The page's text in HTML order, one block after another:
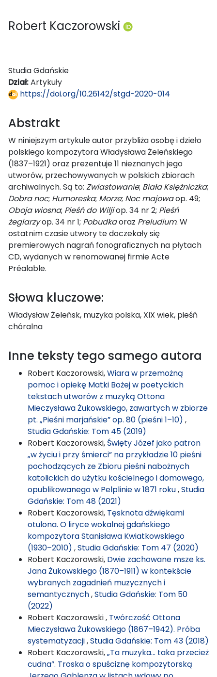
Robert Kaczorowski
Studia Gdańskie
Dział:Artykuły
https://doi.org/10.26142/stgd-2020-014
Abstrakt
W niniejszym artykule autor przybliża osobę i dzieło
polskiego kompozytora Władysława Żeleńskiego
(1837–1921) oraz prezentuje 11 nieznanych jego
utworów, przechowywanych w polskich zbiorach
archiwalnych. Są to: Zwiastowanie; Biała Księżniczka;
Dobra noc; Humoreska; Morze; Noc majowaop. 49;
Oboja wiosna; Pieśń do Wiljiop. 34 nr 2; Pieśń
żeglarzyop. 34 nr 1; Pobudkaoraz Preludium. W
ostatnim czasie utwory te doczekały się
premierowych nagrań fonograficznych na płytach
CD, wydanych w renomowanej firmie Acte
Préalable.
Słowa kluczowe:
Władysław Żeleńsk, muzyka polska, XIX wiek, pieśń
chóralna
Inne teksty tego samego autora
Robert Kaczorowski,Wiara w przemożną
pomoc i opiekę Matki Bożej w poetyckich
tekstach utworów z muzyką Ottona
Mieczysława Żukowskiego, zawartych w zbiorze
pt. „Pieśni marjańskie” op. 80 (pieśni 1–10) ,
Studia Gdańskie: Tom 45 (2019)
Robert Kaczorowski, Święty Józef jako patron
„w życiu i przy śmierci” na przykładzie 10 pieśni
pochodzących ze Zbioru pieśni nabożnych
katolickich do użytku kościelnego i domowego,
opublikowanego w Pelplinie w 1871 roku,Studia
Gdańskie: Tom 48 (2021)
Robert Kaczorowski, Tęsknota dźwiękami
otulona. O liryce wokalnej gdańskiego
kompozytora Stanisława Kwiatkowskiego
(1930–2010) ,Studia Gdańskie: Tom 47 (2020)
Robert Kaczorowski, Dwie zachowane msze ks.
Jana Żukowskiego (1870–1911) w kontekście
wybranych zagadnień muzycznych i
semantycznych,Studia Gdańskie: Tom 50
(2022)
Robert Kaczorowski , Twórczość Ottona
Mieczysława Żukowskiego (1867–1942). Próba
systematyzacji,Studia Gdańskie: Tom 43 (2018)
Robert Kaczorowski,„Ta muzyka… taka przecież
cudna”. Troska o spuściznę kompozytorską